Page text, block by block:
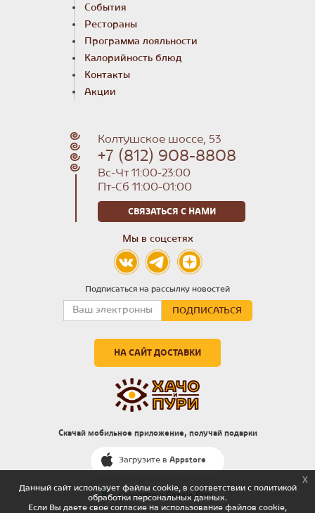
События
Рестораны
Программа лояльности
Калорийность блюд
Контакты
Акции
Колтушское шоссе, 53
+7 (812) 908-8808
Вс-Чт 11:00-23:00
Пт-Сб 11:00-01:00
СВЯЗАТЬСЯ С НАМИ
Мы в соцсетях
Подписаться на рассылку новостей
НА САЙТ ДОСТАВКИ
Скачай мобильное приложение, получай подарки
Загрузите в Appstore
Скачайте вGoogle Play
Данный сайт использует файлы cookie, в соответствии с политикой
обработки персональных данных.
Если Вы даете свое согласие на использование файлов cookie,
x